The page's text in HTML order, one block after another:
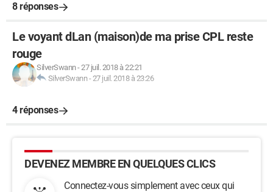
8 réponses
Le voyant dLan (maison)de ma prise CPL reste
rouge
SilverSwann-27 juil. 2018 à 22:21
SilverSwann-27 juil. 2018 à 23:26
4 réponses
DEVENEZ MEMBRE EN QUELQUES CLICS
Connectez-vous simplement avec ceux qui